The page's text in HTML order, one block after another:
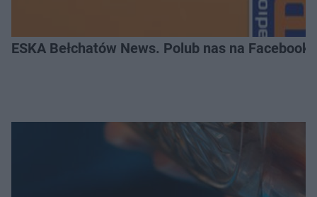
ESKA Bełchatów News. Polub nas na